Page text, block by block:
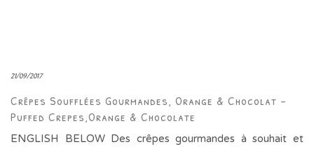
21/09/2017
Crêpes Soufflées Gourmandes, Orange & Chocolat –
Puffed Crepes,orange & Chocolate
ENGLISH BELOW Des crêpes gourmandes à souhait et